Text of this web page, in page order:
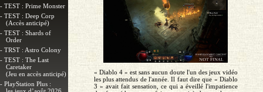
- TEST : Prime Monster
- TEST : Deep Corp
(Accès anticipé)
- TEST : Shards of
Order
- TRST : Astro Colony
- TEST : The Last
Caretaker
(Jeu en accès anticipé)
- PlayStation Plus :
« Diablo 4 » est sans aucun doute l'un des jeux vidéo
les plus attendus de l'année. Il faut dire que « Diablo
3 » avait fait sensation, ce qui a éveillé l'impatience